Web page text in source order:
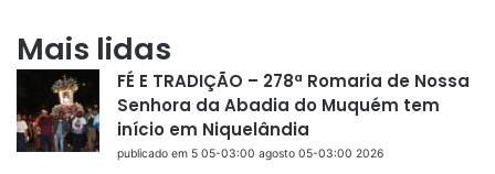
Mais lidas
FÉ E TRADIÇÃO – 278ª Romaria de Nossa
Senhora da Abadia do Muquém tem
início em Niquelândia
publicado em 5 05-03:00 agosto 05-03:00 2026